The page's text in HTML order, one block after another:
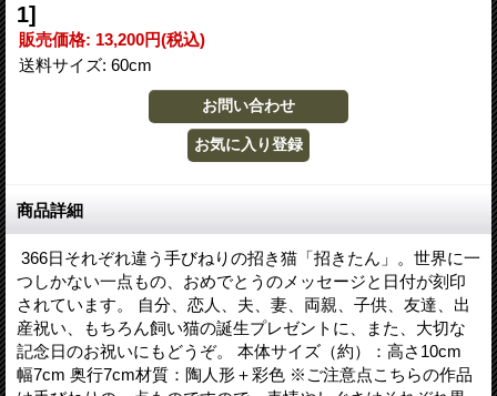
1]
販売価格: 13,200円(税込)
送料サイズ: 60cm
商品詳細
366日それぞれ違う手びねりの招き猫「招きたん」。世界に一
つしかない一点もの、おめでとうのメッセージと日付が刻印
されています。 自分、恋人、夫、妻、両親、子供、友達、出
産祝い、もちろん飼い猫の誕生プレゼントに、また、大切な
記念日のお祝いにもどうぞ。 本体サイズ（約）：高さ10cm
幅7cm 奥行7cm材質：陶人形＋彩色 ※ご注意点こちらの作品